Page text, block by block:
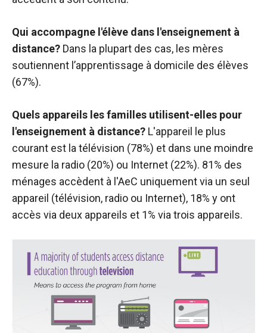
Qui accompagne l'élève dans l'enseignement à
distance? Dans la plupart des cas, les mères
soutiennent l’apprentissage à domicile des élèves
(67%).
Quels appareils les familles utilisent-elles pour
l'enseignement à distance? L'appareil le plus
courant est la télévision (78%) et dans une moindre
mesure la radio (20%) ou Internet (22%). 81% des
ménages accèdent à l'AeC uniquement via un seul
appareil (télévision, radio ou Internet), 18% y ont
accès via deux appareils et 1% via trois appareils.